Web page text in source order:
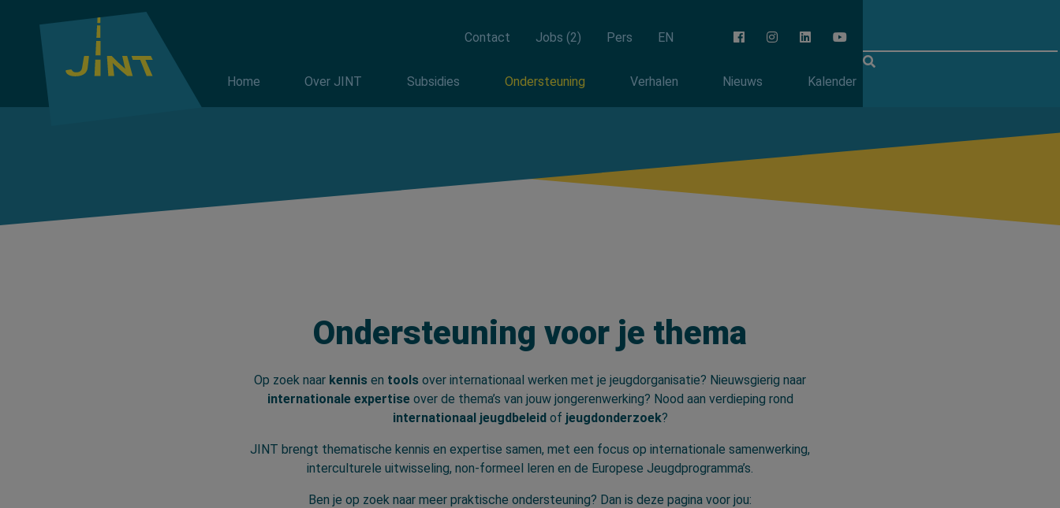
en
inhoud
gaan
Top
navigation
Contact Jobs (2) Pers EN
Hoofdnavigatie
Home Over JINT Subsidies Ondersteuning Verhalen Nieuws Kalender
Ondersteuning voor je thema
Op zoek naar kennis en tools over internationaal werken met je jeugdorganisatie? Nieuwsgierig naar
internationale expertiseover de thema’s van jouw jongerenwerking? Nood aan verdieping rond
internationaal jeugdbeleidof jeugdonderzoek?
JINT brengt thematische kennis en expertise samen, met een focus op internationale samenwerking,
interculturele uitwisseling, non-formeel leren en de Europese Jeugdprogramma’s.
Ben je op zoek naar meer praktische ondersteuning? Dan is deze pagina voor jou: